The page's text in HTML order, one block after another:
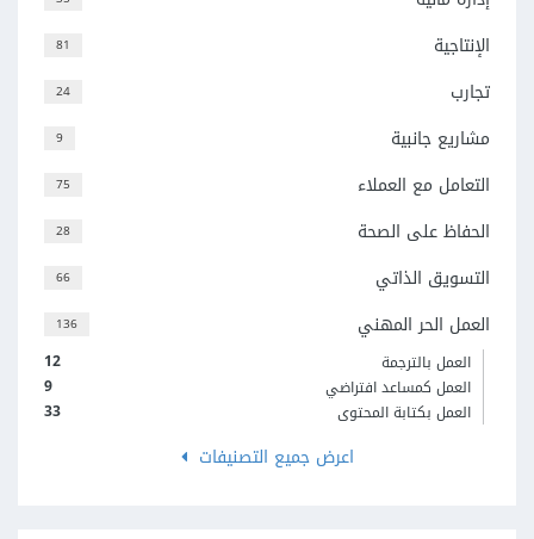
81 الإنتاجية
24 تجارب
9 مشاريع جانبية
75 التعامل مع العملاء
28 الحفاظ على الصحة
66 التسويق الذاتي
136 العمل الحر المهني
12
العمل بالترجمة
9
العمل كمساعد افتراضي
33
العمل بكتابة المحتوى
اعرض جميع التصنيفات